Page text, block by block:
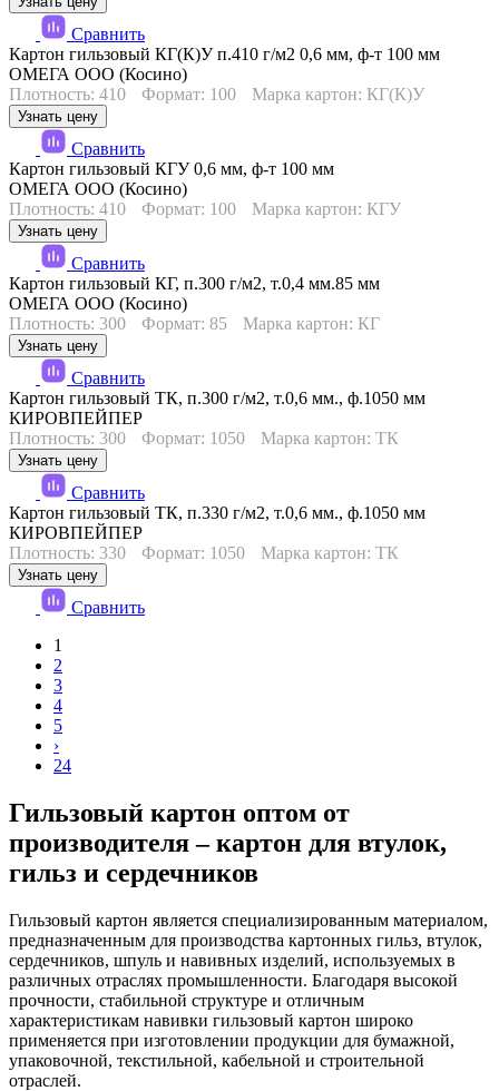
Сравнить
Картон гильзовый КГ(К)У п.410 г/м2 0,6 мм, ф-т 100 мм
ОМЕГА ООО (Косино)
Плотность: 410
Формат: 100 Марка картон: КГ(К)У
Узнать цену
Сравнить
Картон гильзовый КГУ 0,6 мм, ф-т 100 мм
ОМЕГА ООО (Косино)
Плотность: 410
Формат: 100 Марка картон: КГУ
Узнать цену
Сравнить
Картон гильзовый КГ, п.300 г/м2, т.0,4 мм.85 мм
ОМЕГА ООО (Косино)
Плотность: 300
Формат: 85 Марка картон: КГ
Узнать цену
Сравнить
Картон гильзовый ТК, п.300 г/м2, т.0,6 мм., ф.1050 мм
КИРОВПЕЙПЕР
Плотность: 300
Формат: 1050 Марка картон: ТК
Узнать цену
Сравнить
Картон гильзовый ТК, п.330 г/м2, т.0,6 мм., ф.1050 мм
КИРОВПЕЙПЕР
Плотность: 330
Формат: 1050 Марка картон: ТК
Узнать цену
Сравнить
1
2
3
4
5
›
24
Гильзовый картон оптом от
производителя – картон для втулок,
гильз и сердечников
Гильзовый картон является специализированным материалом,
предназначенным для производства картонных гильз, втулок,
сердечников, шпуль и навивных изделий, используемых в
различных отраслях промышленности. Благодаря высокой
прочности, стабильной структуре и отличным
характеристикам навивки гильзовый картон широко
применяется при изготовлении продукции для бумажной,
упаковочной, текстильной, кабельной и строительной
отраслей.